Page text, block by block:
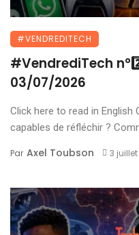
#VENDREDITECH
#VendrediTech
03/07/2026
Click here to read in English
capables de réfléchir ?
Par Axel Toubson 3